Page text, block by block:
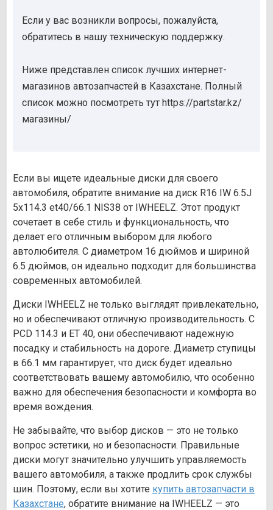
Если у вас возникли вопросы, пожалуйста,
обратитесь в нашу техническую поддержку.
Ниже представлен список лучших интернет-
магазинов автозапчастей в Казахстане. Полный
список можно посмотреть тут https://partstar.kz/
магазины/
Если вы ищете идеальные диски для своего
автомобиля, обратите внимание на диск R16 IW 6.5J
5х114.3 et40/66.1 NIS38 от IWHEELZ. Этот продукт
сочетает в себе стиль и функциональность, что
делает его отличным выбором для любого
автолюбителя. С диаметром 16 дюймов и шириной
6.5 дюймов, он идеально подходит для большинства
современных автомобилей.
Диски IWHEELZ не только выглядят привлекательно,
но и обеспечивают отличную производительность. С
PCD 114.3 и ET 40, они обеспечивают надежную
посадку и стабильность на дороге. Диаметр ступицы
в 66.1 мм гарантирует, что диск будет идеально
соответствовать вашему автомобилю, что особенно
важно для обеспечения безопасности и комфорта во
время вождения.
Не забывайте, что выбор дисков — это не только
вопрос эстетики, но и безопасности. Правильные
диски могут значительно улучшить управляемость
вашего автомобиля, а также продлить срок службы
шин. Поэтому, если вы хотите купить автозапчасти в
Казахстане, обратите внимание на IWHEELZ — это